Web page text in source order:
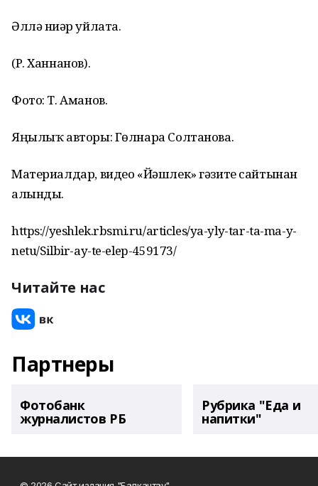
Әллә ниҙәр уйлата.
(Р. Ханнанов).
Фото: Т. Аманов.
Яңылыҡ авторы: Гөлнара Солтанова.
Материалдар, видео «Йәшлек» гәзите сайтынан
алынды.
https://yeshlek.rbsmi.ru/articles/ya-yly-tar-ta-ma-y-
netu/Silbir-ay-te-elep-459173/
Читайте нас
Партнеры
Фотобанк
журналистов РБ
Рубрика "Еда и
напитки"